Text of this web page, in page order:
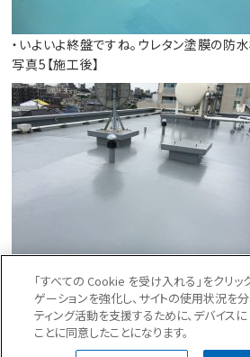
・いよいよ終盤ですね。ウレタン塗膜の防
写真5【施工後】
・仕上げのトップコートを塗布して完了し
施工前と比べるとだいぶ印象が変わって
「すべての Cookie を受け入れる」をクリッ
ゲーションを強化し、サイトの使用状況を
ティング活動を支援するために、デバイス
ことに同意したことになります。